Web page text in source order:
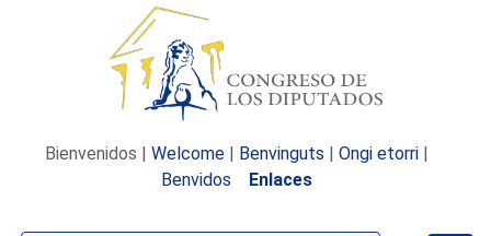
Bienvenidos | Welcome | Benvinguts | Ongi etorri |
Benvidos
Enlaces